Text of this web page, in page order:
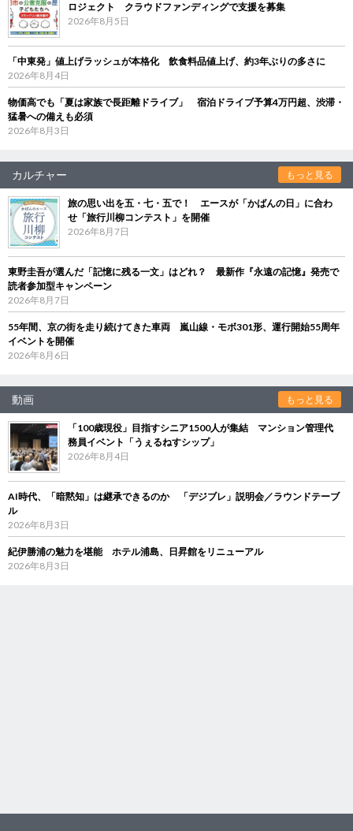
ロジェクト クラウドファンディングで支援を募集
2026年8月5日
「中東発」値上げラッシュが本格化 飲食料品値上げ、約3年ぶりの多さに
2026年8月4日
物価高でも「夏は家族で長距離ドライブ」 宿泊ドライブ予算4万円超、渋滞・
猛暑への備えも必須
2026年8月3日
カルチャー もっと見る
旅の思い出を五・七・五で！ エースが「かばんの日」に合わ
せ「旅行川柳コンテスト」を開催
2026年8月7日
東野圭吾が選んだ「記憶に残る一文」はどれ？ 最新作『永遠の記憶』発売で
読者参加型キャンペーン
2026年8月7日
55年間、京の街を走り続けてきた車両 嵐山線・モボ301形、運行開始55周年
イベントを開催
2026年8月6日
動画 もっと見る
「100歳現役」目指すシニア1500人が集結 マンション管理代
務員イベント「うぇるねすシップ」
2026年8月4日
AI時代、「暗黙知」は継承できるのか 「デジブレ」説明会／ラウンドテーブ
ル
2026年8月3日
紀伊勝浦の魅力を堪能 ホテル浦島、日昇館をリニューアル
2026年8月3日